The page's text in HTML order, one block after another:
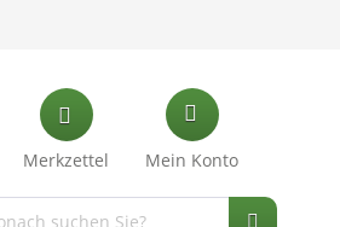
Merkzettel Mein Konto